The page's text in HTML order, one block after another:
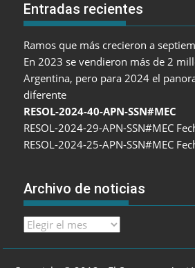
Entradas recientes
Ramos que más crecieron a
En 2023 se vendieron más de 2
Argentina, pero para 2024 el
diferente
RESOL-2024-40-APN-SSN#MEC
RESOL-2024-29-APN-SSN#MEC
RESOL-2024-25-APN-SSN#MEC
Archivo de noticias
Archivo